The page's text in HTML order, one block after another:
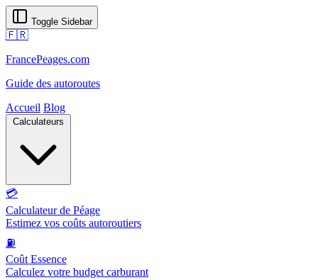
Toggle Sidebar
🇫🇷
FrancePeages.com
Guide des autoroutes
Accueil Blog
Calculateurs
💳
Calculateur de Péage
Estimez vos coûts autoroutiers
⛽
Coût Essence
Calculez votre budget carburant